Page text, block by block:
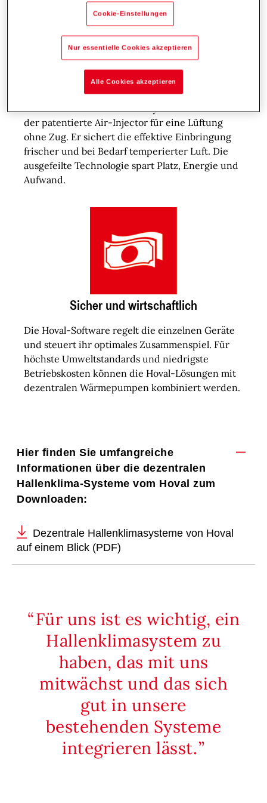
Effiziente Technik
Kernstück der Hallenklima-Systeme von Hoval ist
der patentierte Air-Injector für eine Lüftung
ohne Zug. Er sichert die effektive Einbringung
frischer und bei Bedarf temperierter Luft. Die
ausgefeilte Technologie spart Platz, Energie und
Aufwand.
Sicher und wirtschaftlich
Die Hoval-Software regelt die einzelnen Geräte
und steuert ihr optimales Zusammenspiel. Für
höchste Umweltstandards und niedrigste
Betriebskosten können die Hoval-Lösungen mit
dezentralen Wärmepumpen kombiniert werden.
Hier finden Sie umfangreiche
Informationen über die dezentralen
Hallenklima-Systeme vom Hoval zum
Downloaden:
Dezentrale Hallenklimasysteme von Hoval
auf einem Blick (PDF)
Für uns ist es wichtig, ein
Hallenklimasystem zu
haben, das mit uns
mitwächst und das sich
gut in unsere
bestehenden Systeme
integrieren lässt.
Cookie-Einstellungen
Nur essentielle Cookies akzeptieren
Alle Cookies akzeptieren